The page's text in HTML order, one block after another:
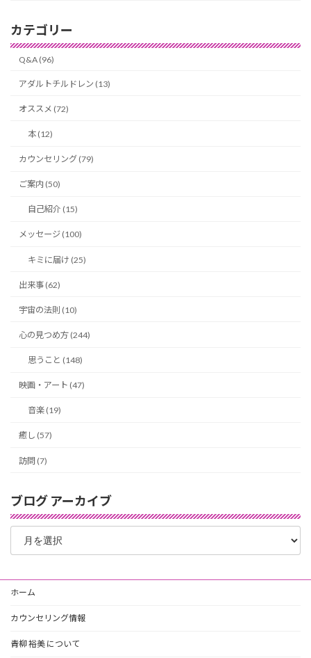
カテゴリー
Q&A (96)
アダルトチルドレン (13)
オススメ (72)
本 (12)
カウンセリング (79)
ご案内 (50)
自己紹介 (15)
メッセージ (100)
キミに届け (25)
出来事 (62)
宇宙の法則 (10)
心の見つめ方 (244)
思うこと (148)
映画・アート (47)
音楽 (19)
癒し (57)
訪問 (7)
ブログ アーカイブ
ブ
グ
ー
カ
ブ
ホーム
カウンセリング情報
青柳 裕美 について